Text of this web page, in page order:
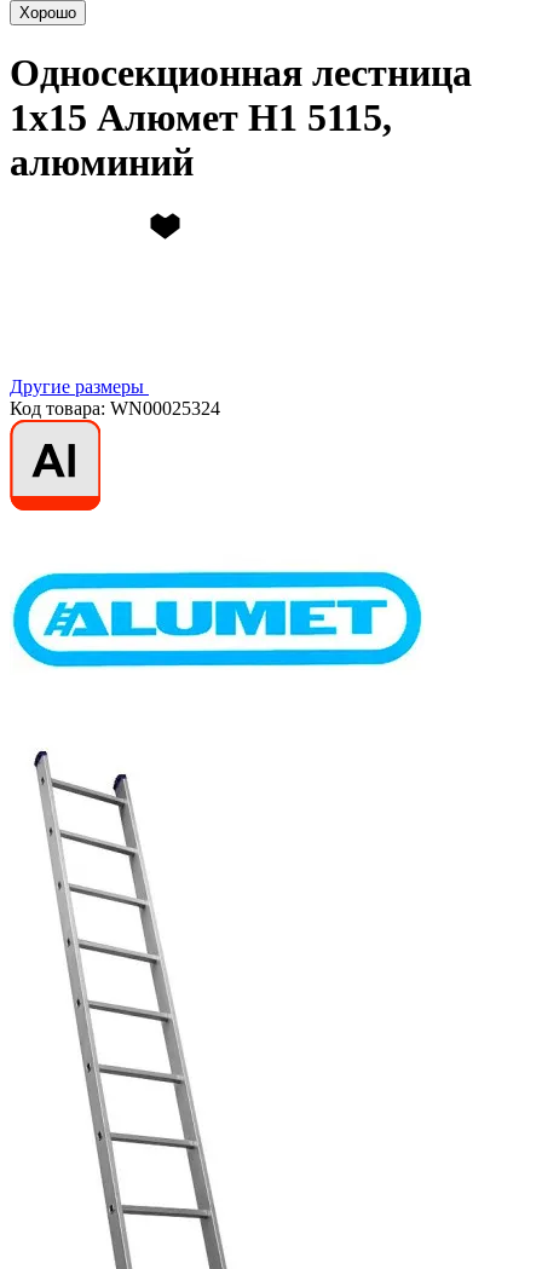
Хорошо
Односекционная лестница
1х15 Алюмет H1 5115,
алюминий
Другие размеры
Код товара: WN00025324